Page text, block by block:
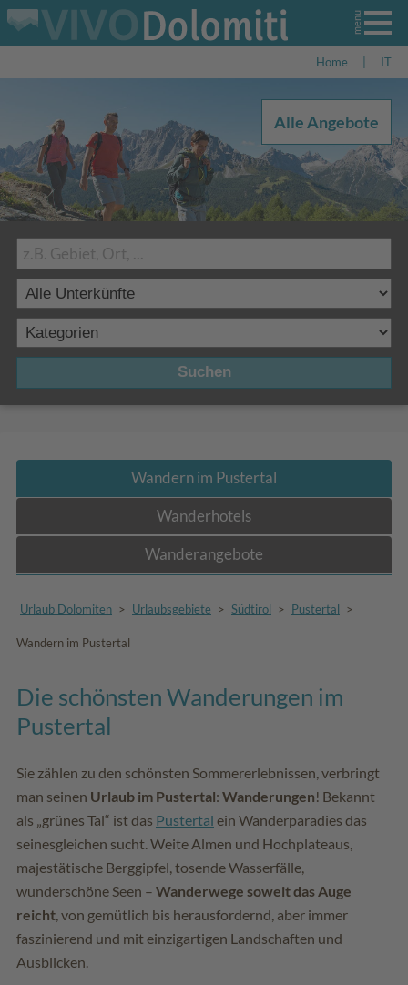
Home IT
Suchen
Alle Angebote
Wandern im Pustertal
Wanderhotels
Wanderangebote
Urlaub Dolomiten > Urlaubsgebiete > Südtirol > Pustertal >
Wandern im Pustertal
Die schönsten Wanderungen im
Pustertal
Sie zählen zu den schönsten Sommererlebnissen, verbringt
man seinen Urlaub im Pustertal: Wanderungen! Bekannt
als „grünes Tal“ ist das Pustertal ein Wanderparadies das
seinesgleichen sucht. Weite Almen und Hochplateaus,
majestätische Berggipfel, tosende Wasserfälle,
wunderschöne Seen – Wanderwege soweit das Auge
reicht , von gemütlich bis herausfordernd, aber immer
faszinierend und mit einzigartigen Landschaften und
Ausblicken.